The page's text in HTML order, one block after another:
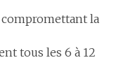
la
tous les 6 à 12